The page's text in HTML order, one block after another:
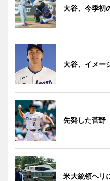
大谷、今季
大谷、イメー
先発した菅
米大統領ヘリ